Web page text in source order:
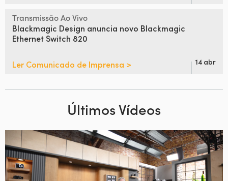
Transmissão Ao Vivo
Blackmagic Design anuncia novo Blackmagic
Ethernet Switch 820
Ler Comunicado de Imprensa > 14 abr
Últimos Vídeos